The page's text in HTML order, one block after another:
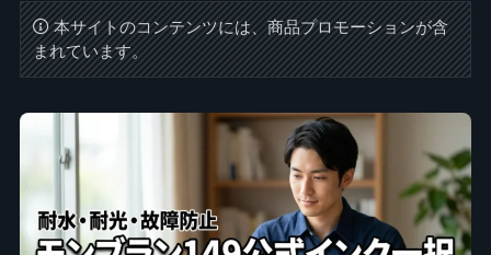
本サイトのコンテンツには、商品プロモーションが含
まれています。